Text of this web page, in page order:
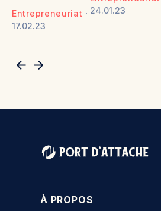
Entrepreneuriat
17.02.23
24.01.23
À PROPOS